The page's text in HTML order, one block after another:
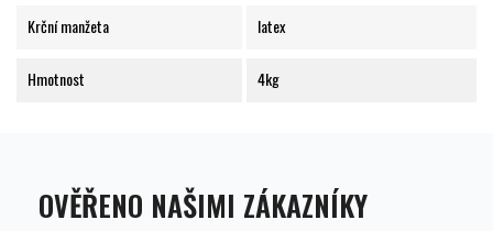
Krční manžeta latex
Hmotnost 4kg
OVĚŘENO NAŠIMI ZÁKAZNÍKY